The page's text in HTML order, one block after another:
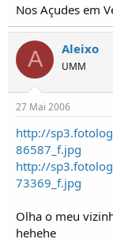
ó
p
i
c
o
Nos Açudes em
A Aleixo
UMM
27 Mai 2006
http://
86587_f.jpg
http://
73369_f.jpg
Olha o meu
hehehe